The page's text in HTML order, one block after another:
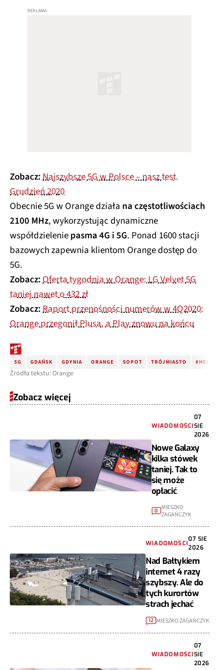
Zobacz:Najszybsze 5G w Polsce – nasz test.
Grudzień 2020
Obecnie 5G w Orange działa na częstotliwościach
2100 MHz, wykorzystując dynamiczne
współdzieleniepasma 4G i 5G. Ponad 1600 stacji
bazowych zapewnia klientom Orange dostęp do
5G.
Zobacz:Oferta tygodnia w Orange: LG Velvet 5G
taniej nawet o 432 zł
Zobacz:Raport przenośności numerów w 4Q2020:
Orange przegonił Plusa, a Play znowu na końcu
5G GDAŃSK GDYNIA ORANGE SOPOT TRÓJMIASTO
Źródła tekstu: Orange
Zobacz więcej
WIADOMOŚCI
07
SIE
2026
Nowe Galaxy
kilka stówek
taniej. Tak to
się może
opłacić
0 MIESZKO
ZAGAŃCZYK
WIADOMOŚCI
07 SIE
2026
Nad Bałtykiem
internet 4 razy
szybszy. Ale do
tych kurortów
strach jechać
12 MIESZKO ZAGAŃCZYK
WIADOMOŚCI
07
SIE
2026